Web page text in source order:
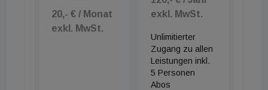
20,- € / Monat
exkl. MwSt.
exkl. MwSt.
Unlimitierter
Zugang zu allen
Leistungen inkl.
5 Personen
Abos